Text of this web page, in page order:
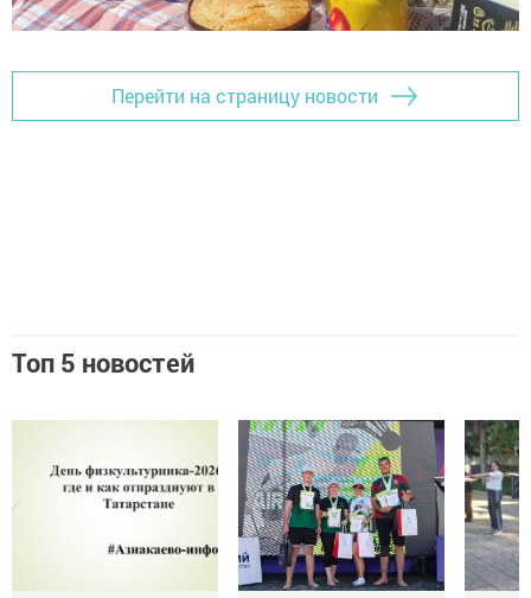
Перейти на страницу новости
Топ 5 новостей